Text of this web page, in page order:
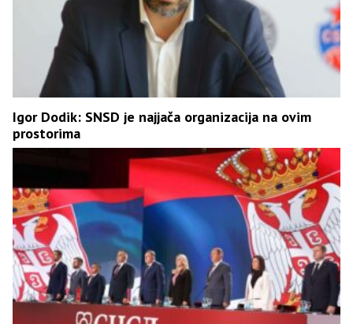
Igor Dodik: SNSD je najjača organizacija na ovim
prostorima